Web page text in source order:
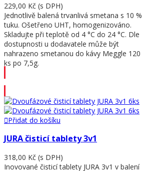
229,00 Kč (s DPH)
Jednotlivě balená trvanlivá smetana s 10 %
tuku. Ošetřeno UHT, homogenizováno.
Skladujte při teplotě od 4 °C do 24 °C. Dle
dostupnosti u dodavatele může být
nahrazeno smetanou do kávy Meggle 120
ks po 7,5g.
Přidat do košíku
JURA čisticí tablety 3v1
318,00 Kč (s DPH)
Inovované čisticí tablety JURA 3v1 v balení